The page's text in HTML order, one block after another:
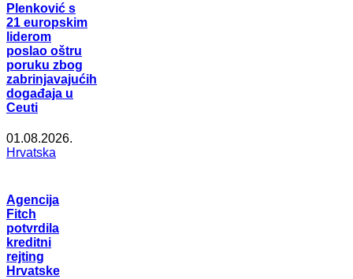
Plenković s
21 europskim
liderom
poslao oštru
poruku zbog
zabrinjavajućih
događaja u
Ceuti
01.08.2026.
Hrvatska
Agencija
Fitch
potvrdila
kreditni
rejting
Hrvatske